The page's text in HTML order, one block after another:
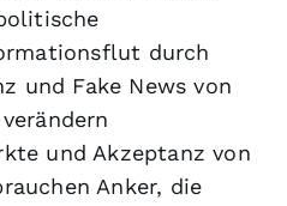
durch
und Fake News von
und Akzeptanz von
Anker, die